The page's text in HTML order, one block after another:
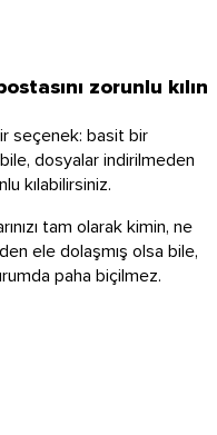
zorunlu kılın
seçenek: basit bir
dosyalar indirilmeden
kılabilirsiniz.
tam olarak kimin, ne
ele dolaşmış olsa bile,
paha biçilmez.